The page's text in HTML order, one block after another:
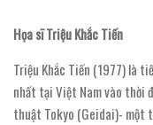
Họa sĩ Triệu Khắc Tiến
Triệu Khắc Tiến (1977) là
nhất tại Việt Nam vào thời
thuật Tokyo (Geidai)- một